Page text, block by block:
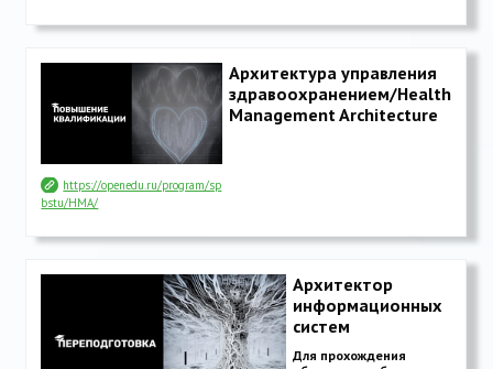
https://openedu.ru/program/sp
bstu/HMA/
Архитектура управления
здравоохранением/Health
Management Architecture
Архитектор
информационных
систем
Для прохождения